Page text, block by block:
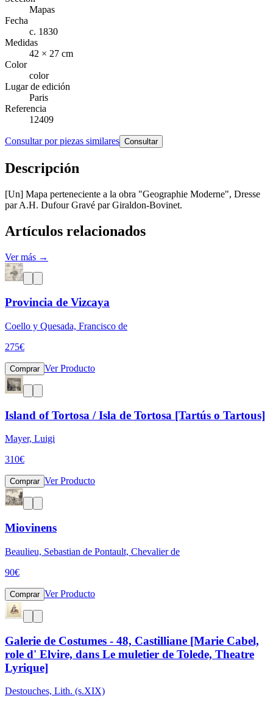
Mapas
Fecha
c. 1830
Medidas
42 × 27 cm
Color
color
Lugar de edición
Paris
Referencia
12409
Consultar por piezas similares Consultar
Descripción
[Un] Mapa perteneciente a la obra "Geographie Moderne", Dresse
par A.H. Dufour Gravé par Giraldon-Bovinet.
Artículos relacionados
Ver más →
Provincia de Vizcaya
Coello y Quesada, Francisco de
275€
Comprar Ver Producto
Island of Tortosa / Isla de Tortosa [Tartús o Tartous]
Mayer, Luigi
310€
Comprar Ver Producto
Miovinens
Beaulieu, Sebastian de Pontault, Chevalier de
90€
Comprar Ver Producto
Galerie de Costumes - 48, Castilliane [Marie Cabel,
role d' Elvire, dans Le muletier de Tolede, Theatre
Lyrique]
Destouches, Lith. (s.XIX)